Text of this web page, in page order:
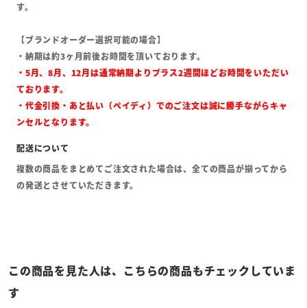
す。
【ブランドオーダー選択可能の場合】
・納期は約3ヶ月前後お時間を頂いております。
・5月、8月、12月は通常納期よりプラス2週間ほどお時間をいただい
ております。
・代金引換・あと払い（ペイディ）でのご注文は誠に勝手ながらキャ
ンセルとなります。
複数の商品をまとめてご注文された場合は、全ての商品が揃ってから
の発送とさせていただきます。
この商品を見た人は、こちらの商品もチェックしていま
す